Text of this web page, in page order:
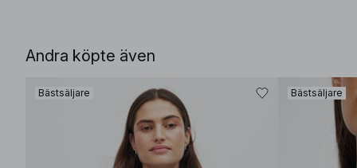
Andra köpte även
Bästsäljare Bästsäljare